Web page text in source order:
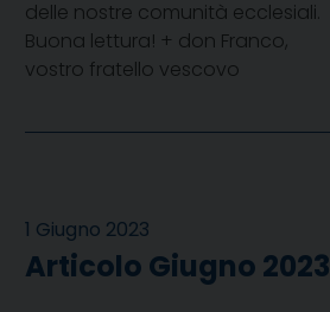
delle nostre comunità ecclesiali.
Buona lettura! + don Franco,
vostro fratello vescovo
1 Giugno 2023
Articolo Giugno 2023